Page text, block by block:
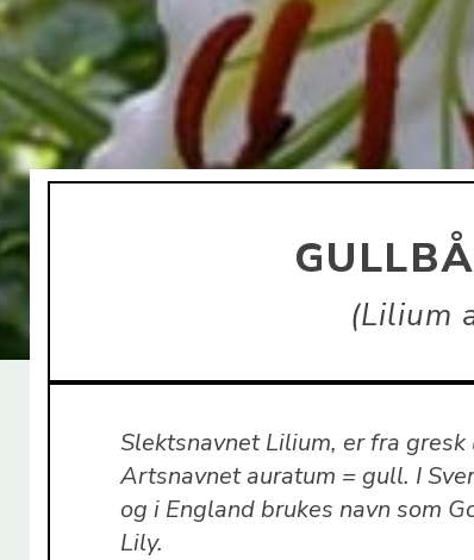
Lilium
Slektsnavnet Lilium, er fra
Artsnavnet auratum = gull. I
og i England brukes navn som
Lily.